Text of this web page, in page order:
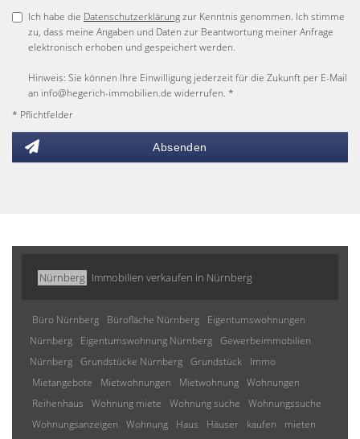
Ich habe die Datenschutzerklärungzur Kenntnis genommen. Ich stimme
zu, dass meine Angaben und Daten zur Beantwortung meiner Anfrage
elektronisch erhoben und gespeichert werden.
Hinweis: Sie können Ihre Einwilligung jederzeit für die Zukunft per E-Mail
an info@hegerich-immobilien.de widerrufen. *
* Pflichtfelder
Absenden
Nürnberg Immobilien verkaufen in Nürnberg
Büro Nürnberg Bürofläche Nürnberg
Eigentumswohnungen
Nürnberg
Eigentumswohnung Nürnberg Gewerbeimmobilien
Nürnberg Grundstücke Nürnberg Grundstück
Immo
Mietangebote
Mietwohnungen Mietwohnung Wohnungen
Reihenhaus
Wohnung miete Wohnung suche
Wohnungssuche
Wohnungsanzeigen
Wohnung Haus Häuser kaufen
mieten